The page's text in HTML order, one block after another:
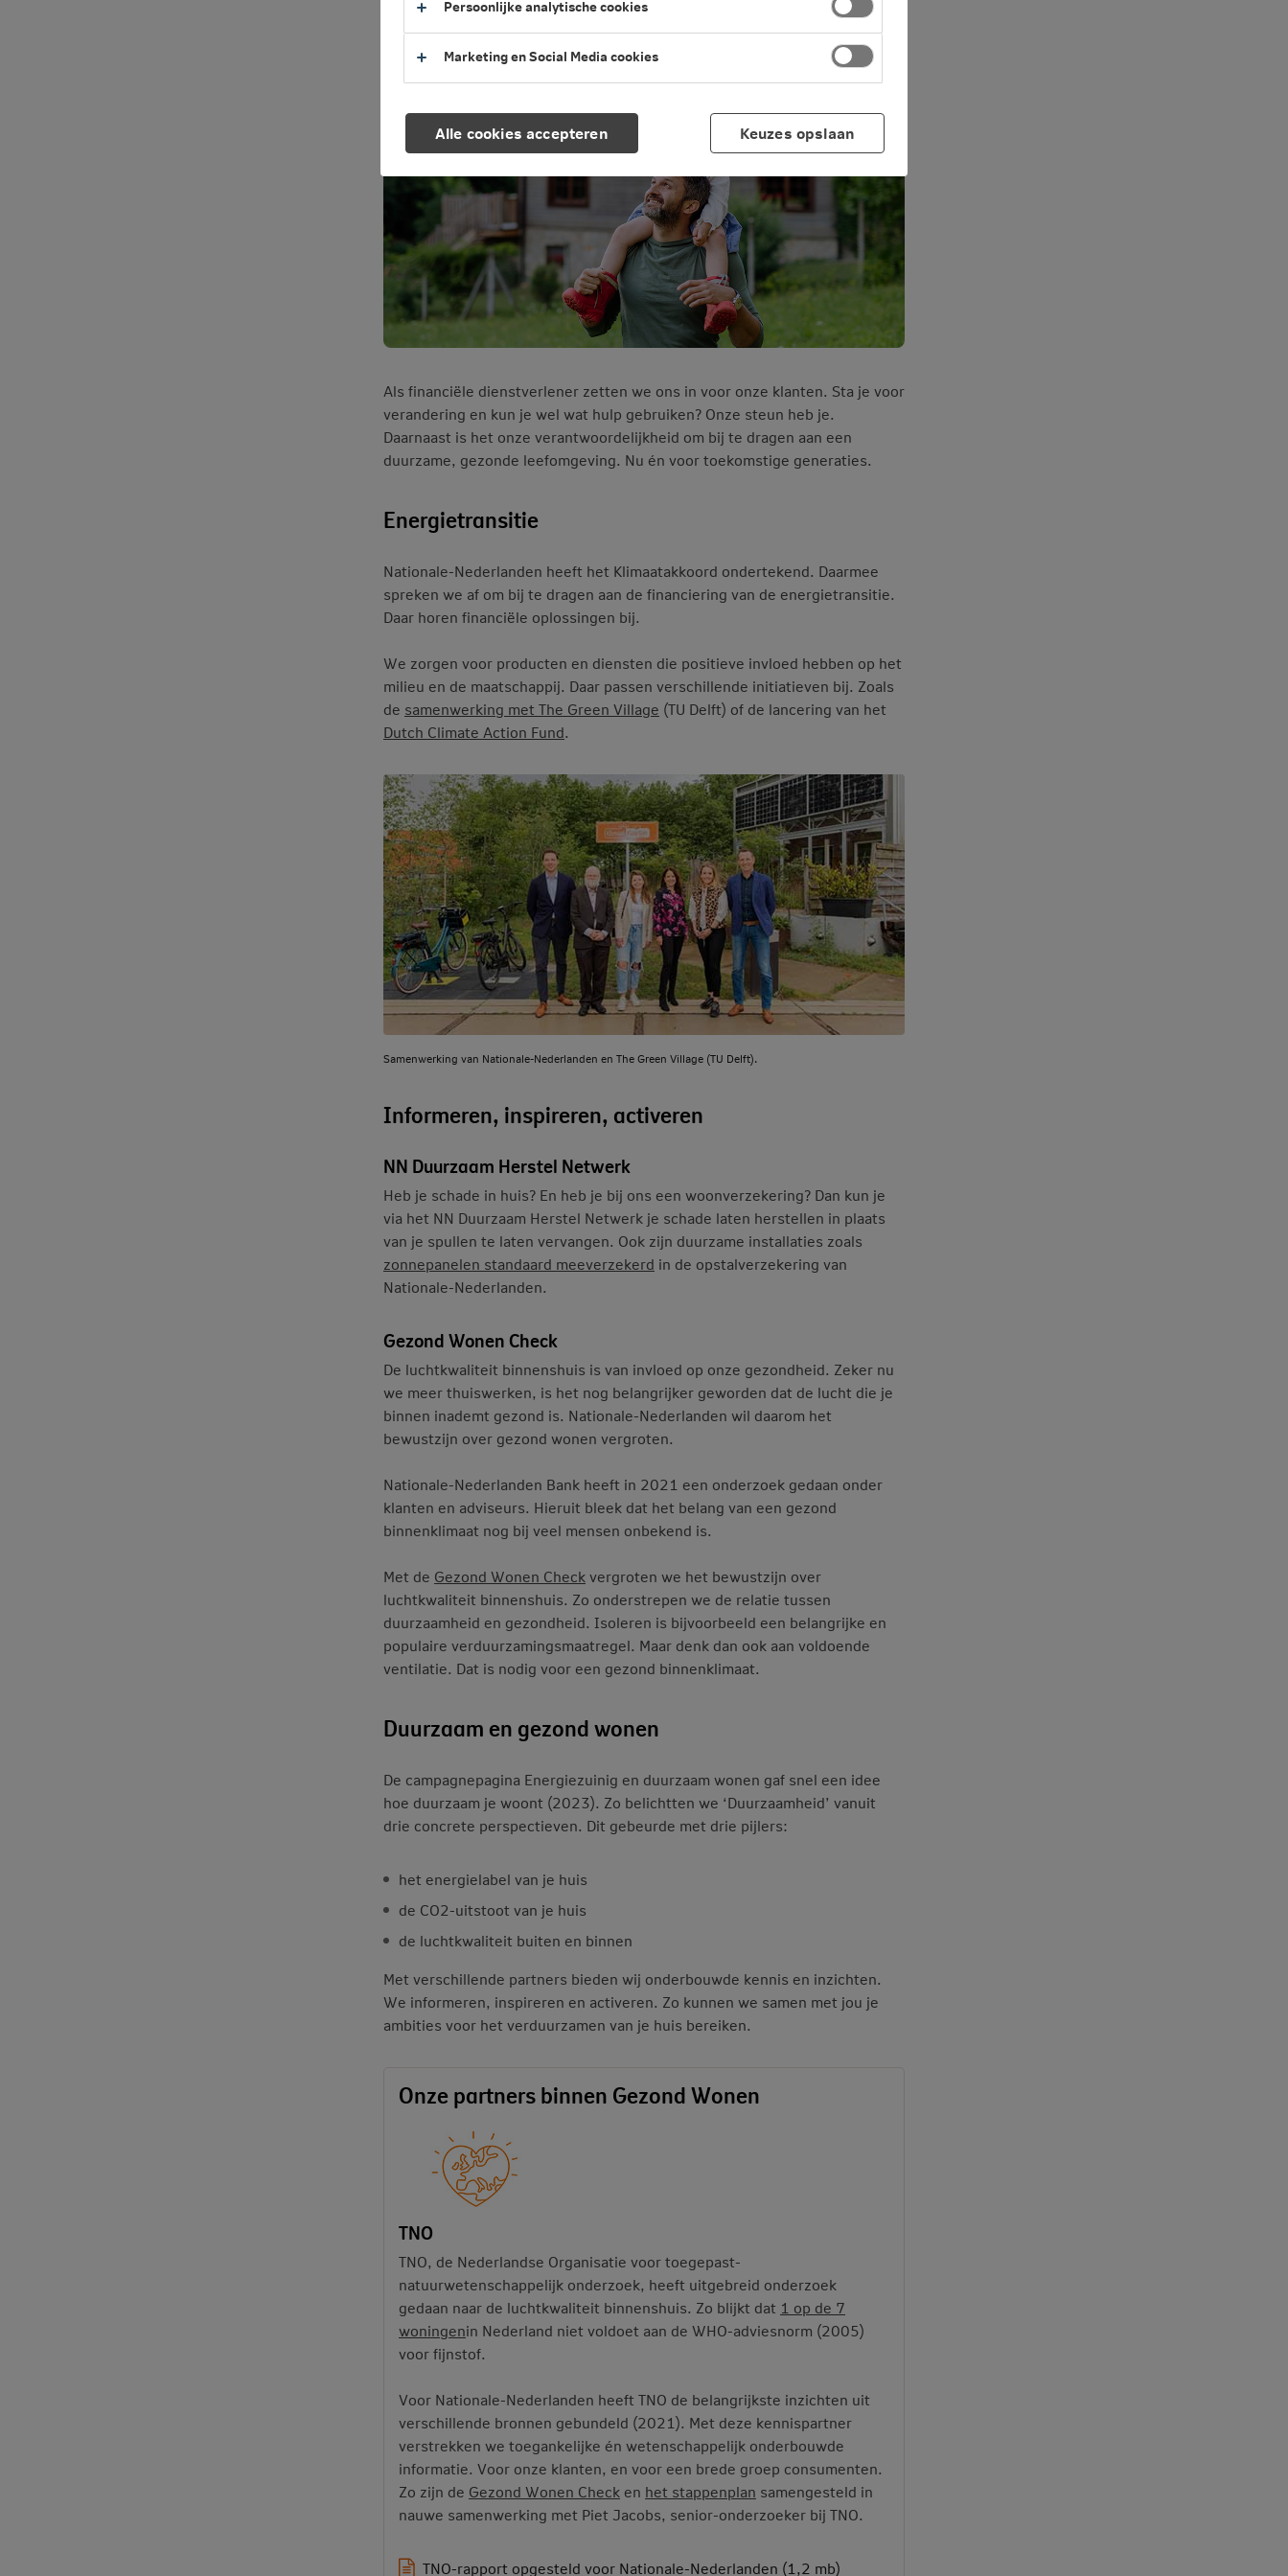
4 minuten leestijd · 04 augustus 2026 Laatst bewerkt
Als financiële dienstverlener zetten we ons in voor onze klanten. Sta je voor
verandering en kun je wel wat hulp gebruiken? Onze steun heb je.
Daarnaast is het onze verantwoordelijkheid om bij te dragen aan een
duurzame, gezonde leefomgeving. Nu én voor toekomstige generaties.
Energietransitie
Nationale-Nederlanden heeft het Klimaatakkoord ondertekend. Daarmee
spreken we af om bij te dragen aan de financiering van de energietransitie.
Daar horen financiële oplossingen bij.
We zorgen voor producten en diensten die positieve invloed hebben op het
milieu en de maatschappij. Daar passen verschillende initiatieven bij. Zoals
de samenwerking met The Green Village (TU Delft) of de lancering van het
Dutch Climate Action Fund.
Samenwerking van Nationale-Nederlanden en The Green Village (TU Delft).
Informeren, inspireren, activeren
NN Duurzaam Herstel Netwerk
Heb je schade in huis? En heb je bij ons een woonverzekering? Dan kun je
via het NN Duurzaam Herstel Netwerk je schade laten herstellen in plaats
van je spullen te laten vervangen. Ook zijn duurzame installaties zoals
zonnepanelen standaard meeverzekerd in de opstalverzekering van
Nationale-Nederlanden.
Gezond Wonen Check
De luchtkwaliteit binnenshuis is van invloed op onze gezondheid. Zeker nu
we meer thuiswerken, is het nog belangrijker geworden dat de lucht die je
binnen inademt gezond is. Nationale-Nederlanden wil daarom het
bewustzijn over gezond wonen vergroten.
Nationale-Nederlanden Bank heeft in 2021 een onderzoek gedaan onder
klanten en adviseurs. Hieruit bleek dat het belang van een gezond
binnenklimaat nog bij veel mensen onbekend is.
Met de Gezond Wonen Checkvergroten we het bewustzijn over
luchtkwaliteit binnenshuis. Zo onderstrepen we de relatie tussen
duurzaamheid en gezondheid. Isoleren is bijvoorbeeld een belangrijke en
populaire verduurzamingsmaatregel. Maar denk dan ook aan voldoende
ventilatie. Dat is nodig voor een gezond binnenklimaat.
Duurzaam en gezond wonen
De campagnepagina Energiezuinig en duurzaam wonen gaf snel een idee
hoe duurzaam je woont (2023). Zo belichtten we ‘Duurzaamheid’ vanuit
drie concrete perspectieven. Dit gebeurde met drie pijlers:
het energielabel van je huis
de CO2-uitstoot van je huis
de luchtkwaliteit buiten en binnen
Met verschillende partners bieden wij onderbouwde kennis en inzichten.
We informeren, inspireren en activeren. Zo kunnen we samen met jou je
ambities voor het verduurzamen van je huis bereiken.
Onze partners binnen Gezond Wonen
TNO
TNO, de Nederlandse Organisatie voor toegepast-
natuurwetenschappelijk onderzoek, heeft uitgebreid onderzoek
gedaan naar de luchtkwaliteit binnenshuis. Zo blijkt dat 1 op de 7
woningenin Nederland niet voldoet aan de WHO-adviesnorm (2005)
voor fijnstof.
Voor Nationale-Nederlanden heeft TNO de belangrijkste inzichten uit
verschillende bronnen gebundeld (2021). Met deze kennispartner
verstrekken we toegankelijke én wetenschappelijk onderbouwde
informatie. Voor onze klanten, en voor een brede groep consumenten.
Zo zijn de Gezond Wonen Check en het stappenplan samengesteld in
nauwe samenwerking met Piet Jacobs, senior-onderzoeker bij TNO.
TNO-rapport opgesteld voor Nationale-Nederlanden (1,2 mb)
Alle cookies accepteren
Persoonlijke analytische cookies
Marketing en Social Media cookies
Keuzes opslaan